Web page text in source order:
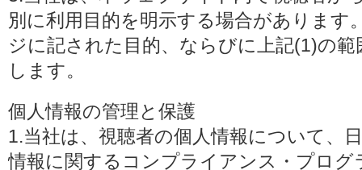
別に利用目的を明示する場合があります
ジに記された目的、ならびに上記(1)の
します。
個人情報の管理と保護
1.当社は、視聴者の個人情報について、
情報に関するコンプライアンス・プロ